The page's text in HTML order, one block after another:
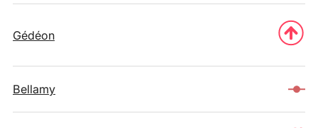
Gédéon
Bellamy